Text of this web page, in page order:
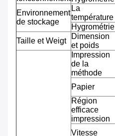
Environnement
de stockage
La
température
Hygrométrie
Taille et Weigt
Dimension
et poids
Impression
de la
méthode
Papier
Région
efficace
impression
Vitesse